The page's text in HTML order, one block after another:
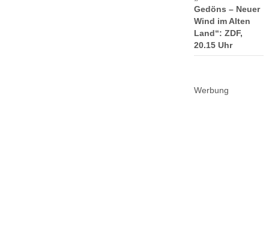
Gedöns – Neuer
Wind im Alten
Land“: ZDF,
20.15 Uhr
Werbung